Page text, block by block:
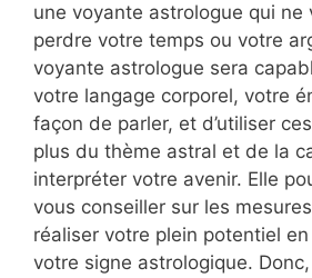
une voyante astrologue qui ne
perdre votre temps ou votre
voyante astrologue sera
votre langage corporel, votre
façon de parler, et d’utiliser
plus du thème astral et de la
interpréter votre avenir. Elle
vous conseiller sur les
réaliser votre plein potentiel
votre signe astrologique.